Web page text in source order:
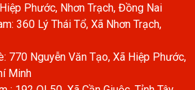
Phước, Nhơn Trạch, Đồng Nai
360 Lý Thái Tổ, Xã Nhơn Trạch,
770 Nguyễn Văn Tạo, Xã Hiệp Phước,
Minh